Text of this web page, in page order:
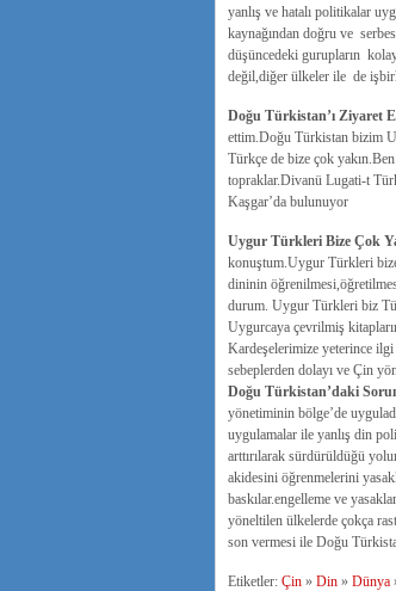
yanlış ve hatalı politikalar
kaynağından doğru ve
düşüncedeki gurupların
değil,diğer ülkeler ile de
Doğu Türkistan’ı Ziyaret
ettim.Doğu Türkistan bizim
Türkçe de bize çok
topraklar.Divanü Lugati-t
Kaşgar’da bulunuyor
Uygur Türkleri Bize Çok
konuştum.Uygur Türkleri
dininin
durum. Uygur Türkleri biz
Uygurcaya çevrilmiş
Kardeşelerimize yeterince
sebeplerden dolayı ve Çin
Doğu Türkistan’daki
yönetiminin bölge’de
uygulamalar ile yanlış din
arttırılarak sürdürüldüğü
akidesini öğrenmelerini
baskılar.engelleme ve
yöneltilen ülkelerde çokça
son vermesi ile Doğu
Etiketler: Çin» Din» Dünya